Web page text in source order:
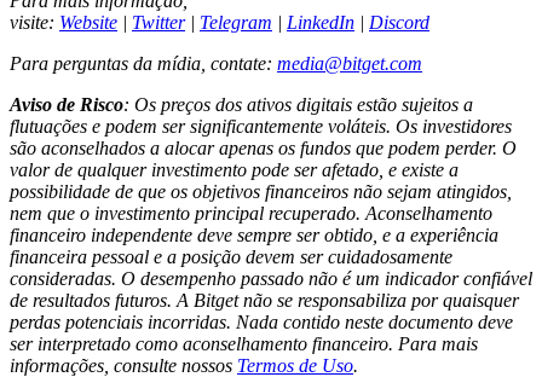
visite: Website | Twitter| Telegram | LinkedIn | Discord
Para perguntas da mídia, contate: media@bitget.com
Aviso de Risco: Os preços dos ativos digitais estão sujeitos a
flutuações e podem ser significantemente voláteis. Os investidores
são aconselhados a alocar apenas os fundos que podem perder. O
valor de qualquer investimento pode ser afetado, e existe a
possibilidade de que os objetivos financeiros não sejam atingidos,
nem que o investimento principal recuperado. Aconselhamento
financeiro independente deve sempre ser obtido, e a experiência
financeira pessoal e a posição devem ser cuidadosamente
consideradas. O desempenho passado não é um indicador confiável
de resultados futuros. A Bitget não se responsabiliza por quaisquer
perdas potenciais incorridas. Nada contido neste documento deve
ser interpretado como aconselhamento financeiro. Para mais
informações, consulte nossos Termos de Uso.